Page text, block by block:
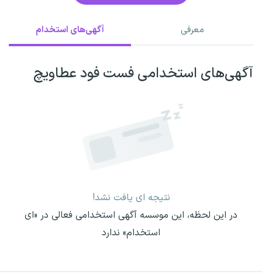
معرفی آگهی‌های استخدام
آگهی‌های استخدامی فست فود عطاویچ
نتیجه ای یافت نشد!
در این لحظه، این موسسه آگهی استخدامی فعالی در «ای
استخدام» ندارد